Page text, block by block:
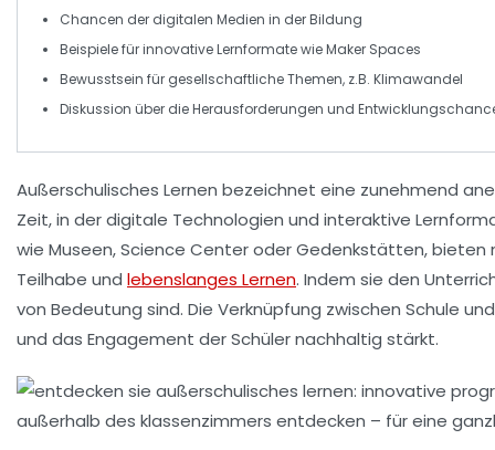
Chancen der digitalen Medien in der Bildung
Beispiele für innovative Lernformate wieMaker Spaces
Bewusstsein für gesellschaftliche Themen, z.B. Klimawandel
Diskussion über die Herausforderungen und
Außerschulisches Lernen bezeichnet eine zunehmend
Zeit, in der digitale Technologien und interaktive
wie Museen,Science Centeroder Gedenkstätten, bieten
Teilhabe und lebenslanges Lernen. Indem sie den
von Bedeutung sind. Die Verknüpfung zwischen Schule
und das Engagement der Schüler nachhaltig stärkt.